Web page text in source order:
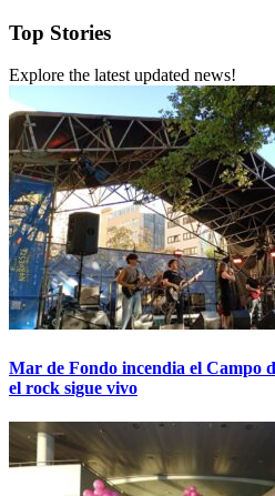
Top Stories
Explore the latest updated news!
Mar de Fondo incendia el Campo
el rock sigue vivo